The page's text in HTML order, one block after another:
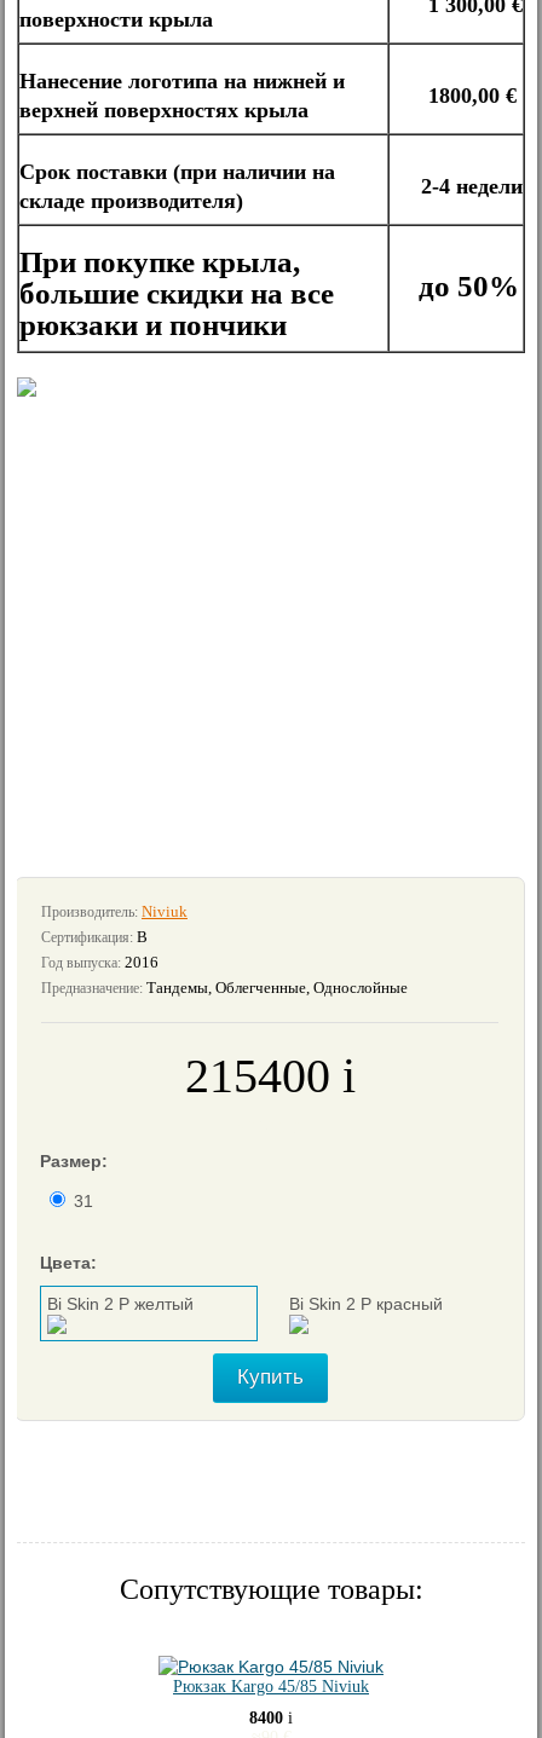
поверхности крыла
1 300,00 €
Нанесение логотипа на нижней и
верхней поверхностях крыла
1800,00 €
Срок поставки (при наличии на
складе производителя)
2-4 недели
При покупке крыла,
большие скидки на все
рюкзаки и пончики
до 50%
Производитель: Niviuk
Сертификация: B
Год выпуска: 2016
Предназначение: Тандемы, Облегченные, Однослойные
215400 i
Размер:
31
Цвета:
Bi Skin 2 P желтый Bi Skin 2 P красный
Купить
Сопутствующие товары:
Рюкзак Kargo 45/85 Niviuk
8400 i